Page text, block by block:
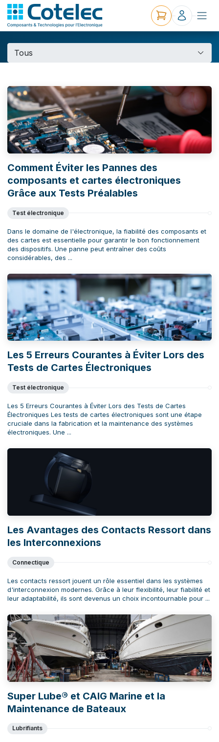
Tous
Comment Éviter les Pannes des
composants et cartes électroniques
Grâce aux Tests Préalables
Test électronique
Dans le domaine de l'électronique, la fiabilité des composants et
des cartes est essentielle pour garantir le bon fonctionnement
des dispositifs. Une panne peut entraîner des coûts
considérables, des ...
Les 5 Erreurs Courantes à Éviter Lors des
Tests de Cartes Électroniques
Test électronique
Les 5 Erreurs Courantes à Éviter Lors des Tests de Cartes
Électroniques Les tests de cartes électroniques sont une étape
cruciale dans la fabrication et la maintenance des systèmes
électroniques. Une ...
Les Avantages des Contacts Ressort dans
les Interconnexions
Connectique
Les contacts ressort jouent un rôle essentiel dans les systèmes
d'interconnexion modernes. Grâce à leur flexibilité, leur fiabilité et
leur adaptabilité, ils sont devenus un choix incontournable pour ...
Super Lube® et CAIG Marine et la
Maintenance de Bateaux
Lubrifiants